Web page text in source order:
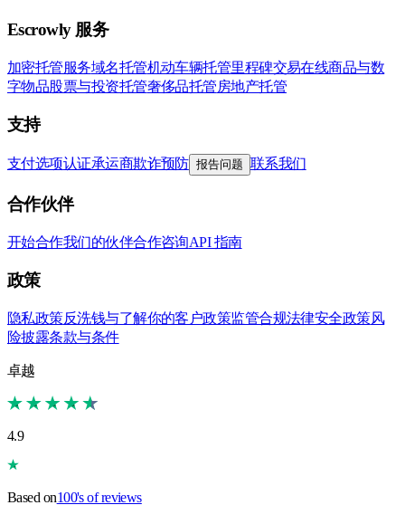
Escrowly 服务
加密托管服务域名托管机动车辆托管里程碑交易在线商品与数
字物品股票与投资托管奢侈品托管房地产托管
支持
支付选项认证承运商欺诈预防 报告问题 联系我们
合作伙伴
开始合作我们的伙伴合作咨询API 指南
政策
隐私政策反洗钱与了解你的客户政策监管合规法律安全政策风
险披露条款与条件
卓越
4.9
Based on100's of reviews